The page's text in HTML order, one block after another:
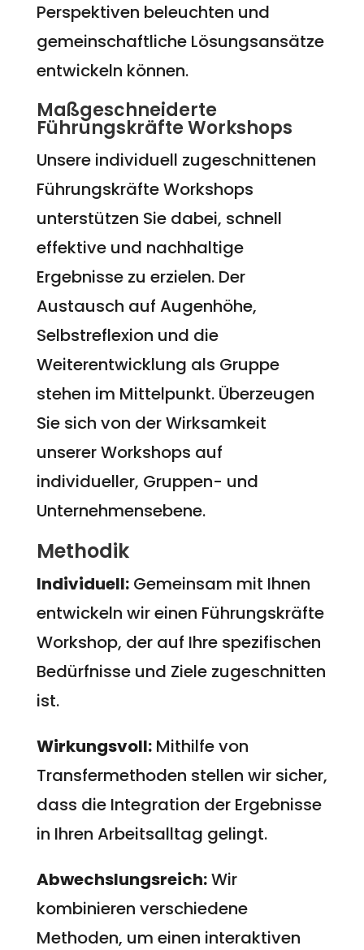
Perspektiven beleuchten und
gemeinschaftliche Lösungsansätze
entwickeln können.
Maßgeschneiderte
Führungskräfte Workshops
Unsere individuell zugeschnittenen
Führungskräfte Workshops
unterstützen Sie dabei, schnell
effektive und nachhaltige
Ergebnisse zu erzielen. Der
Austausch auf Augenhöhe,
Selbstreflexion und die
Weiterentwicklung als Gruppe
stehen im Mittelpunkt. Überzeugen
Sie sich von der Wirksamkeit
unserer Workshops auf
individueller, Gruppen- und
Unternehmensebene.
Methodik
Individuell:Gemeinsam mit Ihnen
entwickeln wir einen Führungskräfte
Workshop, der auf Ihre spezifischen
Bedürfnisse und Ziele zugeschnitten
ist.
Wirkungsvoll:Mithilfe von
Transfermethoden stellen wir sicher,
dass die Integration der Ergebnisse
in Ihren Arbeitsalltag gelingt.
Abwechslungsreich:Wir
kombinieren verschiedene
Methoden, um einen interaktiven